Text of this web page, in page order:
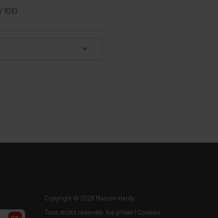
1010
Copyright © 2026 Maison-Hardy.
Tous droits reservés. Vie privée | Cookies